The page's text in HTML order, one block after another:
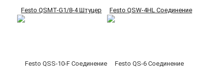
Festo QSMT-G1/8-4 Штуцер Festo QSW-4HL Соединение